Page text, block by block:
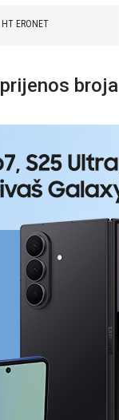
HT ERONET
prijenos broja